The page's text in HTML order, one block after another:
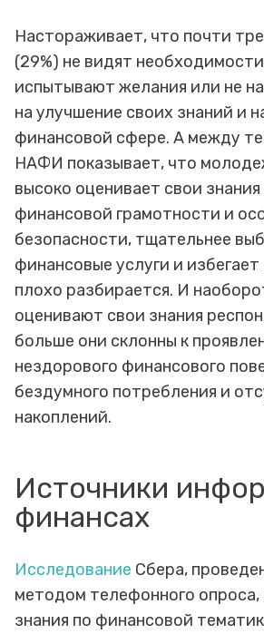
Настораживает, что почти
(29%) не видят
испытывают желания или не
на улучшение своих знаний и
финансовой сфере. А между
НАФИ показывает, что
высоко оценивает свои
финансовой грамотности и
безопасности, тщательнее
финансовые услуги и избегает
плохо разбирается. И
оценивают свои знания
больше они склонны к
нездорового финансового
бездумного потребления и
накоплений.
Источники
финансах
Исследование Сбера,
методом телефонного опроса,
знания по финансовой